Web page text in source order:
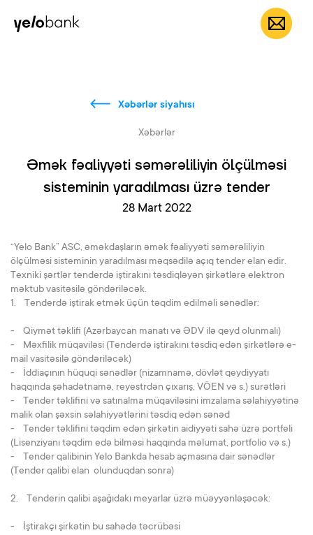
Fərdi Biznes AZ
Xəbərlər siyahısı
Xəbərlər
Əmək fəaliyyəti səmərəliliyin ölçülməsi
sisteminin yaradılması üzrə tender
28 Mart 2022
“Yelo Bank” ASC, əməkdaşların əmək fəaliyyəti səmərəliliyin
ölçülməsi sisteminin yaradılması məqsədilə açıq tender elan edir.
Texniki şərtlər tenderdə iştirakını təsdiqləyən şirkətlərə elektron
məktub vasitəsilə göndəriləcək.
1. Tenderdə iştirak etmək üçün təqdim edilməli sənədlər:
- Qiymət təklifi (Azərbaycan manatı və ƏDV ilə qeyd olunmalı)
- Məxfilik müqaviləsi (Tenderdə iştirakını təsdiq edən şirkətlərə e-
mail vasitəsilə göndəriləcək)
- İddiaçının hüquqi sənədlər (nizamnamə, dövlət qeydiyyatı
haqqında şəhadətnamə, reyestrdən çıxarış, VÖEN və s.) surətləri
- Tender təklifini və satınalma müqaviləsini imzalama səlahiyyətinə
malik olan şəxsin səlahiyyətlərini təsdiq edən sənəd
- Tender təklifini təqdim edən şirkətin aidiyyəti sahə üzrə portfeli
(Lisenziyanı təqdim edə bilməsi haqqında məlumat, portfolio və s.)
- Tender qalibinin Yelo Bankda hesab açmasına dair sənədlər
(Tender qalibi elan olunduqdan sonra)
2. Tenderin qalibi aşağıdakı meyarlar üzrə müəyyənləşəcək:
- İştirakçı şirkətin bu sahədə təcrübəsi